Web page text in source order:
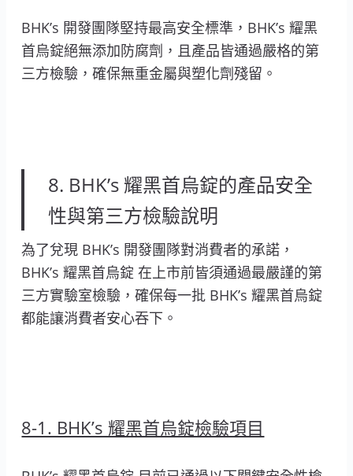
BHK’s 開發團隊堅持最高安全標準，BHK’s 耀黑
首烏錠絕無添加防腐劑，且產品皆通過嚴格的第
三方檢驗，確保無重金屬與塑化劑殘留。
8. BHK’s 耀黑首烏錠的產品安全
性與第三方檢驗說明
為了兌現 BHK’s 開發團隊對消費者的承諾，
BHK’s 耀黑首烏錠 在上市前皆須通過最嚴謹的第
三方實驗室檢驗，確保每一批 BHK’s 耀黑首烏錠
都能讓消費者安心吞下。
8-1. BHK’s 耀黑首烏錠檢驗項目